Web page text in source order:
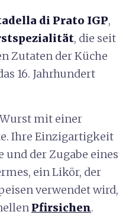
di Prato IGP,
, die seit
Zutaten der Küche
16. Jahrhundert
mit einer
Ihre Einzigartigkeit
und der Zugabe eines
ein Likör, der
verwendet wird,
Pfirsichen.